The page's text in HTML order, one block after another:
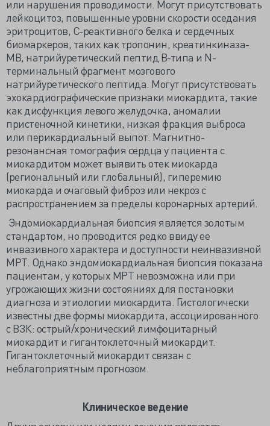
или нарушения проводимости. Могут присутствовать
лейкоцитоз, повышенные уровни скорости оседания
эритроцитов, С-реактивного белка и сердечных
биомаркеров, таких как тропонин, креатинкиназа-
MB, натрийуретический пептид В-типа и N-
терминальный фрагмент мозгового
натрийуретического пептида. Могут присутствовать
эхокардиографические признаки миокардита, такие
как дисфункция левого желудочка, аномалии
пристеночной кинетики, низкая фракция выброса
или перикардиальный выпот. Магнитно-
резонансная томография сердца у пациента с
миокардитом может выявить отек миокарда
(региональный или глобальный), гиперемию
миокарда и очаговый фиброз или некроз с
распространением за пределы коронарных артерий.
Эндомиокардиальная биопсия является золотым
стандартом, но проводится редко ввиду ее
инвазивного характера и доступности неинвазивной
МРТ. Однако эндомиокардиальная биопсия показана
пациентам, у которых МРТ невозможна или при
угрожающих жизни состояниях для постановки
диагноза и этиологии миокардита. Гистологически
известны две формы миокардита, ассоциированного
с ВЗК: острый/хронический лимфоцитарный
миокардит и гигантоклеточный миокардит.
Гигантоклеточный миокардит связан с
неблагоприятным прогнозом.
Клиническое ведение